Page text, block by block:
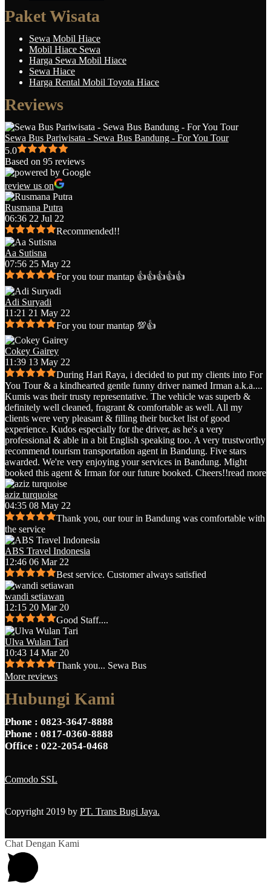
Paket Wisata
Sewa Mobil Hiace
Mobil Hiace Sewa
Harga Sewa Mobil Hiace
Sewa Hiace
Harga Rental Mobil Toyota Hiace
Reviews
Sewa Bus Pariwisata - Sewa Bus Bandung - For You Tour
5.0
Based on 95 reviews
review us on
Rusmana Putra
06:36 22 Jul 22
Recommended!!
Aa Sutisna
07:56 25 May 22
For you tour mantap 👍👍👍👍👍
Adi Suryadi
11:21 21 May 22
For you tour mantap 💯👍
Cokey Gairey
11:39 13 May 22
During Hari Raya, i decided to put my clients into For
You Tour & a kindhearted gentle funny driver named Irman a.k.a....
Kumis was their trusty representative. The vehicle was superb &
definitely well cleaned, fragrant & comfortable as well. All my
clients were very pleasant & filling their bucket list of good
experience. Kudos especially for the driver, as he's a very
professional & able in a bit English speaking too. A very trustworthy
recommend tourism transportation agent in Bandung. Five stars
awarded. We're very enjoying your services in Bandung. Might
booked this agent & Irman for our future booked. Cheers!!read more
aziz turquoise
04:35 08 May 22
Thank you, our tour in Bandung was comfortable with
the service
ABS Travel Indonesia
12:46 06 Mar 22
Best service. Customer always satisfied
wandi setiawan
12:15 20 Mar 20
Good Staff....
Ulva Wulan Tari
10:43 14 Mar 20
Thank you... Sewa Bus
More reviews
Hubungi Kami
Phone : 0823-3647-8888
Phone : 0817-0360-8888
Office : 022-2054-0468
Comodo SSL
Copyright 2019 by PT. Trans Bugi Jaya.
Chat Dengan Kami